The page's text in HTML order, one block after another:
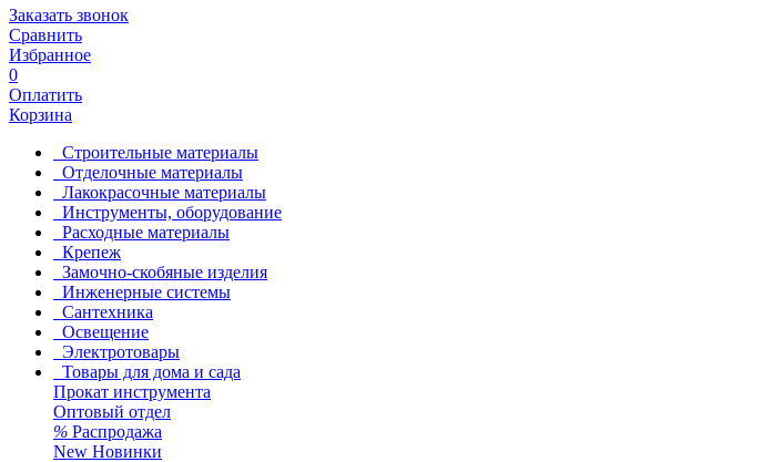
Заказать звонок
Сравнить
Избранное
0
Оплатить
Корзина
Строительные материалы
Отделочные материалы
Лакокрасочные материалы
Инструменты, оборудование
Расходные материалы
Крепеж
Замочно-скобяные изделия
Инженерные системы
Сантехника
Освещение
Электротовары
Товары для дома и сада
Прокат инструмента
Оптовый отдел
% Распродажа
New Новинки